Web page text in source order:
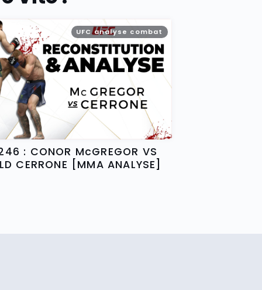
UFC analyse combat
: CONOR McGREGOR VS
CERRONE [MMA ANALYSE]